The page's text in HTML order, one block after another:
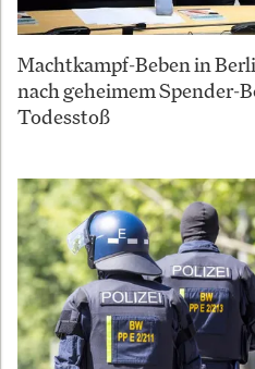
Machtkampf-Beben in
nach geheimem Spender-
Todesstoß